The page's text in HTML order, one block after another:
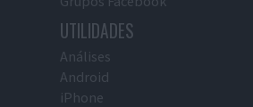
UTILIDADES
Análises
Android
iPhone